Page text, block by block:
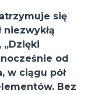
się
niezwykłą
„Dzięki
od
w ciągu pół
Bez